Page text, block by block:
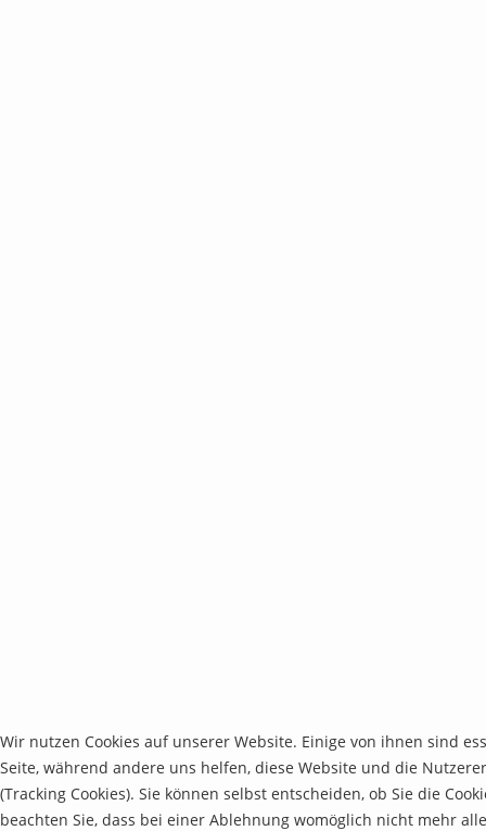
Wir nutzen Cookies auf unserer Website. Einige von ihnen sind
Seite, während andere uns helfen, diese Website und die
(Tracking Cookies). Sie können selbst entscheiden, ob Sie die
beachten Sie, dass bei einer Ablehnung womöglich nicht mehr